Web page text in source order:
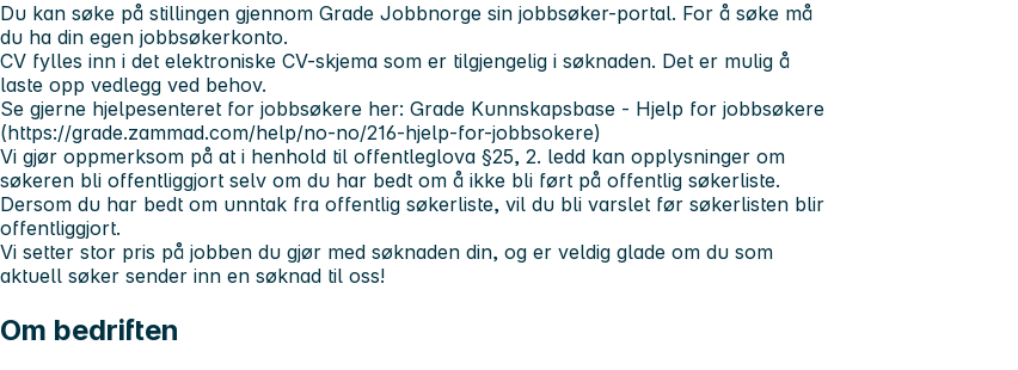
Du kan søke på stillingen gjennom Grade Jobbnorge sin jobbsøker-portal. For å søke må
du ha din egen jobbsøkerkonto.
CV fylles inn i det elektroniske CV-skjema som er tilgjengelig i søknaden. Det er mulig å
laste opp vedlegg ved behov.
Se gjerne hjelpesenteret for jobbsøkere her: Grade Kunnskapsbase - Hjelp for jobbsøkere
(https://grade.zammad.com/help/no-no/216-hjelp-for-jobbsokere)
Vi gjør oppmerksom på at i henhold til offentleglova §25, 2. ledd kan opplysninger om
søkeren bli offentliggjort selv om du har bedt om å ikke bli ført på offentlig søkerliste.
Dersom du har bedt om unntak fra offentlig søkerliste, vil du bli varslet før søkerlisten blir
offentliggjort.
Vi setter stor pris på jobben du gjør med søknaden din, og er veldig glade om du som
aktuell søker sender inn en søknad til oss!
Om bedriften